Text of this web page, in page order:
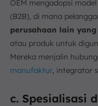
OEM mengadopsi
(B2B), di mana
perusahaan lain
atau produk untuk
Mereka menjalin
manufaktur, integrator
c. Spesialisasi